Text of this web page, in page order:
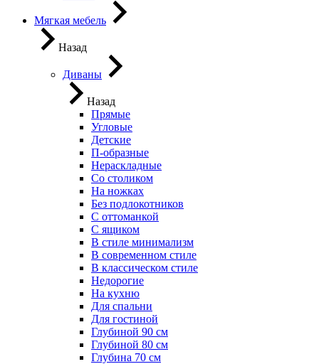
Мягкая мебель
Назад
Диваны
Назад
Прямые
Угловые
Детские
П-образные
Нераскладные
Со столиком
На ножках
Без подлокотников
С оттоманкой
С ящиком
В стиле минимализм
В современном стиле
В классическом стиле
Недорогие
На кухню
Для спальни
Для гостиной
Глубиной 90 см
Глубиной 80 см
Глубина 70 см